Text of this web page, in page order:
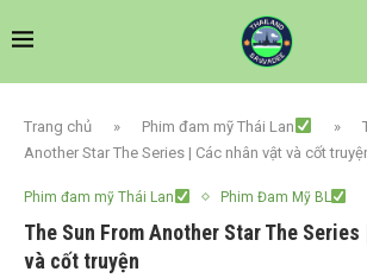
Trang chủ » Phim đam mỹ Thái Lan »
Another Star The Series | Các nhân vật và cốt
Phim đam mỹ Thái Lan Phim Đam Mỹ BL
The Sun From Another Star The
và cốt truyện